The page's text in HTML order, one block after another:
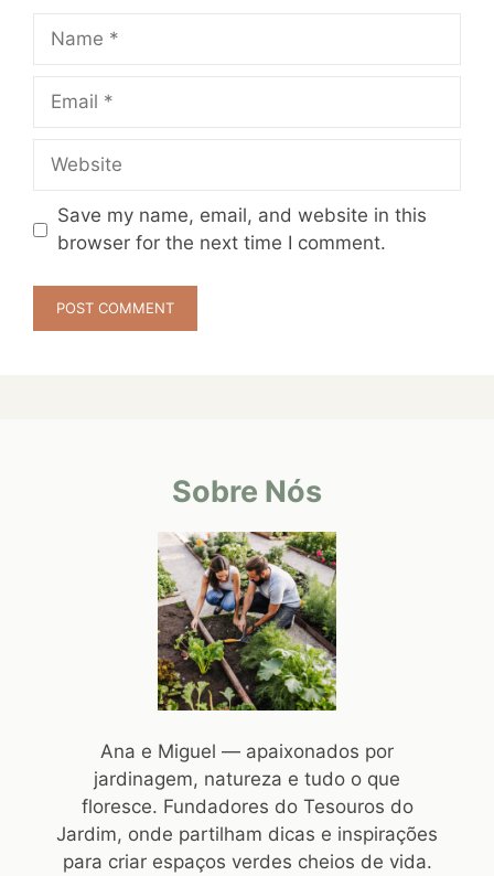
Name
Email
Website
Save my name, email, and website in this
browser for the next time I comment.
Sobre Nós
Ana e Miguel — apaixonados por
jardinagem, natureza e tudo o que
floresce. Fundadores do Tesouros do
Jardim, onde partilham dicas e inspirações
para criar espaços verdes cheios de vida.